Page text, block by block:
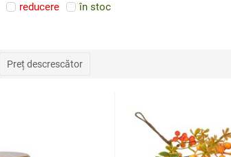
reducere în stoc
Preț descrescător